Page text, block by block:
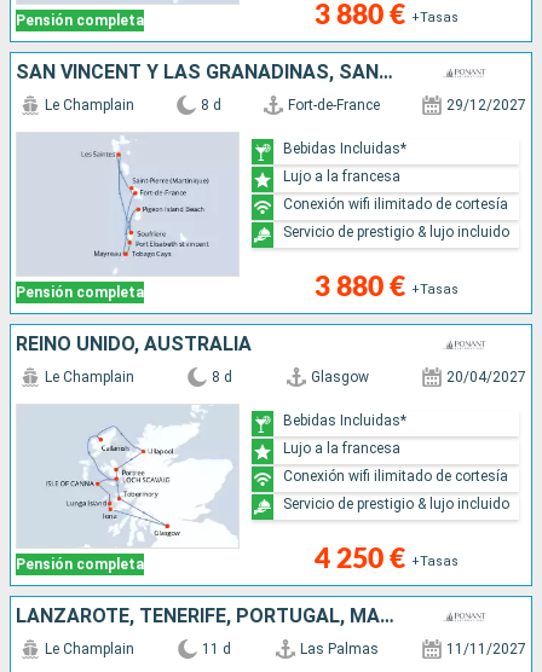
Pensión completa 3 880 € +Tasas
SAN VINCENT Y LAS GRANADINAS, SANTA LUCIA, GUADALUPE, MARTINICA
Pensión completa
Le Champlain 8 d Fort-de-France 29/12/2027
3 880 € +Tasas
Bebidas Incluidas*
Lujo a la francesa
Conexión wifi ilimitado de cortesía
Servicio de prestigio & lujo incluido
REINO UNIDO, AUSTRALIA
Pensión completa
Le Champlain 8 d Glasgow 20/04/2027
4 250 € +Tasas
Bebidas Incluidas*
Lujo a la francesa
Conexión wifi ilimitado de cortesía
Servicio de prestigio & lujo incluido
LANZAROTE, TENERIFE, PORTUGAL, MALLORCA, ESPAÑA
Le Champlain 11 d Las Palmas 11/11/2027